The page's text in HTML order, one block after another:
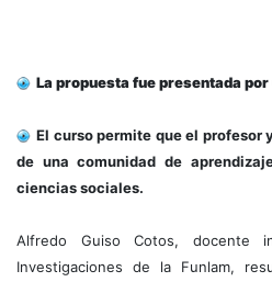
La propuesta fue presentada
El curso permite que el profesor
de una comunidad de
ciencias sociales.
Alfredo Guiso Cotos, docente
Investigaciones de la Funlam,